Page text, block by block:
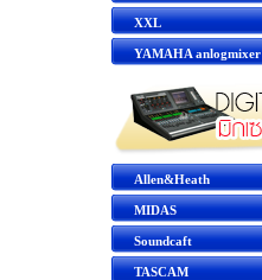
XXL
YAMAHA anlogmixer
Allen&Heath
MIDAS
Soundcaft
TASCAM